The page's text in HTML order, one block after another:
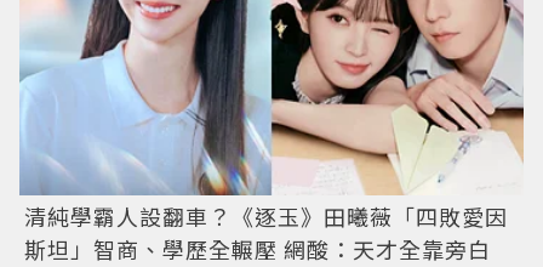
清純學霸人設翻車？《逐玉》田曦薇「四敗愛因
斯坦」智商、學歷全輾壓 網酸：天才全靠旁白